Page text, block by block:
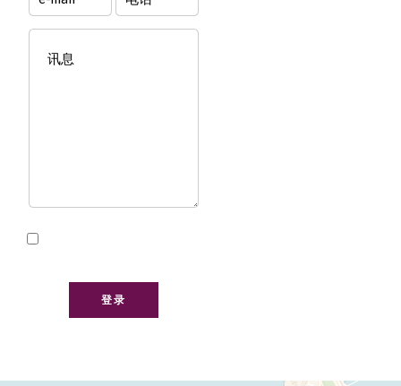
登录